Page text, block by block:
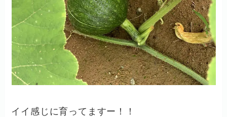
イイ感じに育ってますー！！